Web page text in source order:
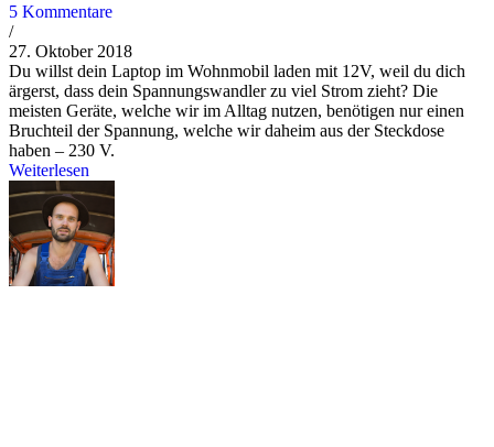
5 Kommentare
/
27. Oktober 2018
Du willst dein Laptop im Wohnmobil laden mit 12V, weil du dich
ärgerst, dass dein Spannungswandler zu viel Strom zieht? Die
meisten Geräte, welche wir im Alltag nutzen, benötigen nur einen
Bruchteil der Spannung, welche wir daheim aus der Steckdose
haben – 230 V.
Weiterlesen